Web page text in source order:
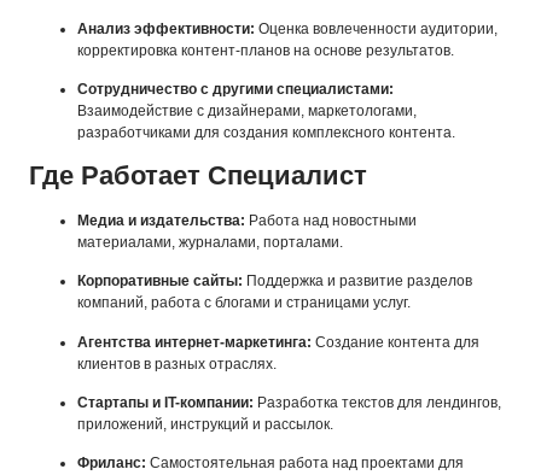
Анализ эффективности: Оценка вовлеченности аудитории,
корректировка контент-планов на основе результатов.
Сотрудничество с другими специалистами:
Взаимодействие с дизайнерами, маркетологами,
разработчиками для создания комплексного контента.
Где Работает Специалист
Медиа и издательства: Работа над новостными
материалами, журналами, порталами.
Корпоративные сайты: Поддержка и развитие разделов
компаний, работа с блогами и страницами услуг.
Агентства интернет-маркетинга: Создание контента для
клиентов в разных отраслях.
Стартапы и IT-компании: Разработка текстов для лендингов,
приложений, инструкций и рассылок.
Фриланс: Самостоятельная работа над проектами для